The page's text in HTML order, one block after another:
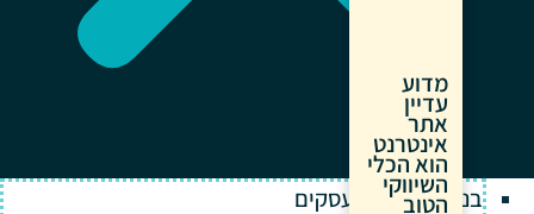
מדוע
עדיין
אתר
אינטרנט
הוא הכלי
השיווקי
הטוב
בניית אתרים לעסקים